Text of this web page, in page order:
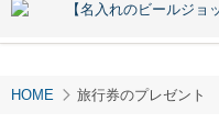
【名入れのビールジ
HOME 旅行券のプレゼント